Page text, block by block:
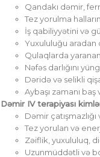
Qandakı dəmir,
Tez yorulma
İş qabiliyyətini və
Yuxululuğu aradan
Qulaqlarda
Nəfəs darlığını
Dəridə və selikli
Aybaşı zamanı
Dəmir IV terapiyası
Dəmir
Tez yorulan və
Zəiflik, yuxululuq,
Uzunmüddətli və